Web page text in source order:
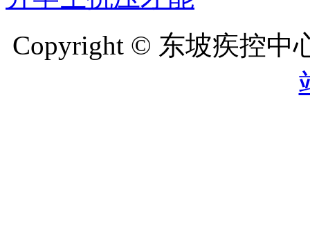
Copyright © 东坡疾控中